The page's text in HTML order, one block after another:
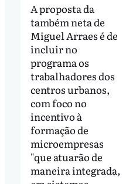
A proposta da
também neta de
Miguel Arraes é de
incluir no
programa os
trabalhadores dos
centros urbanos,
com foco no
incentivo à
formação de
microempresas
"que atuarão de
maneira integrada,